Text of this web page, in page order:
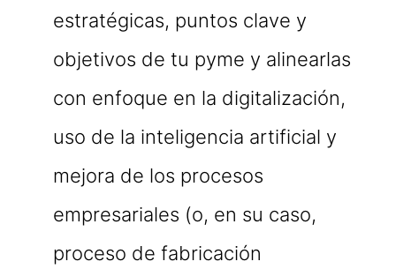
estratégicas, puntos clave y
objetivos de tu pyme y alinearlas
con enfoque en la digitalización,
uso de la inteligencia artificial y
mejora de los procesos
empresariales (o, en su caso,
proceso de fabricación